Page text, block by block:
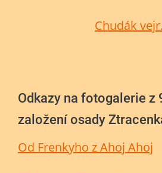
Chudák
Odkazy na fotogalerie z
založení osady
Od Frenkyho z Ahoj Ahoj